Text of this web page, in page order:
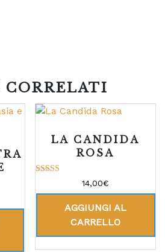
LA CANDIDA
ROSA
su 5
14,00€
AGGIUNGI AL
CARRELLO